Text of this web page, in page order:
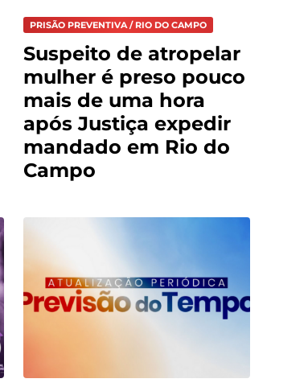
PRISÃO PREVENTIVA / RIO DO CAMPO
Suspeito de atropelar
mulher é preso pouco
mais de uma hora
após Justiça expedir
mandado em Rio do
Campo